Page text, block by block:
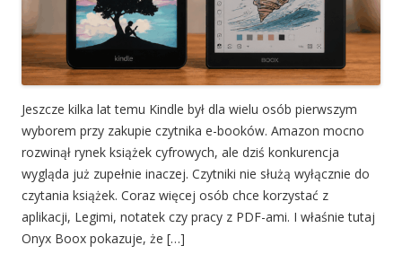
Jeszcze kilka lat temu Kindle był dla wielu osób pierwszym
wyborem przy zakupie czytnika e-booków. Amazon mocno
rozwinął rynek książek cyfrowych, ale dziś konkurencja
wygląda już zupełnie inaczej. Czytniki nie służą wyłącznie do
czytania książek. Coraz więcej osób chce korzystać z
aplikacji, Legimi, notatek czy pracy z PDF-ami. I właśnie tutaj
Onyx Boox pokazuje, że […]